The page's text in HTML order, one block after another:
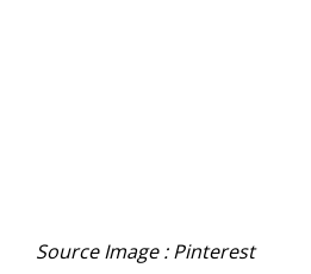
Source Image : Pinterest